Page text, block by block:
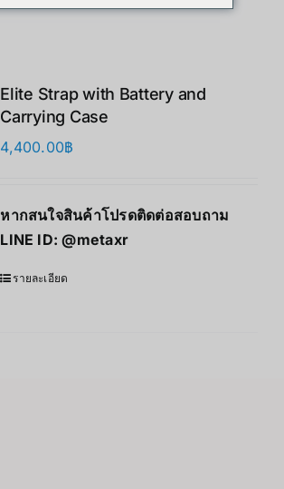
Elite Strap with Battery and
Carrying Case
4,400.00฿
หากสนใจสินค้าโปรดติดต่อสอบถาม
LINE ID:@metaxr
รายละเอียด